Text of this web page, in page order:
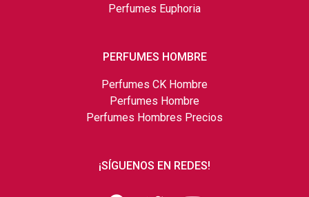
Perfumes Euphoria
PERFUMES HOMBRE
Perfumes CK Hombre
Perfumes Hombre
Perfumes Hombres Precios
¡SÍGUENOS EN REDES!